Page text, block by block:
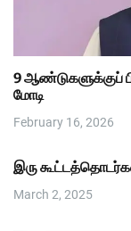
9 ஆண்டுகளுக்குப்
மோடி
February 16, 2026
இரு
March 2, 2025